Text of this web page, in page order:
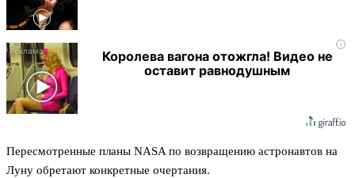
i
Королева вагона отожгла! Видео не
оставит равнодушным
Пересмотренные планы NASA по возвращению астронавтов на
Луну обретают конкретные очертания.